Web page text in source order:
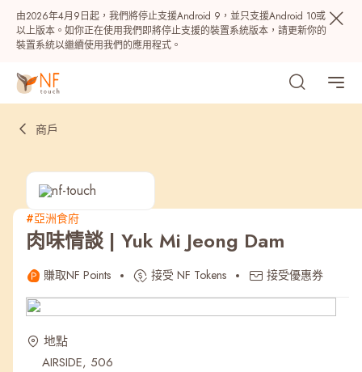
由2026年4月9日起，我們將停止支援Android 9，並只支援Android 10或
以上版本。如你正在使用我們即將停止支援的裝置系統版本，請更新你的
裝置系統以繼續使用我們的應用程式。
熱門
最近搜尋紀錄
商戶
#亞洲食府
肉味情談 | Yuk Mi Jeong Dam
賺取NF Points 接受 NF Tokens 接受優惠券
地點
AIRSIDE, 506